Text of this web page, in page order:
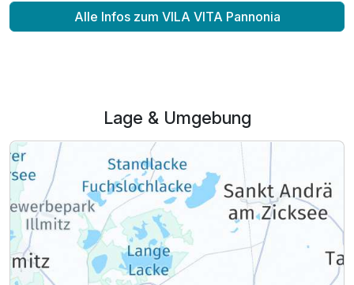
Ausstattung
Zusatznächte
Für 5 Tage p.P. ab 784,00 €
Alle Infos zum VILA VITA Pannonia
Lage & Umgebung